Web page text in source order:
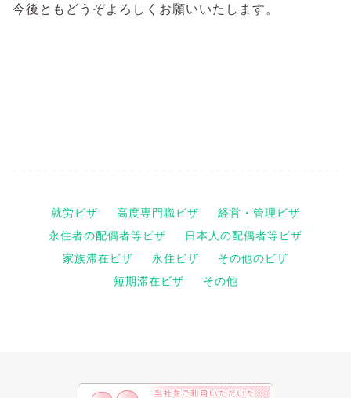
今後ともどうぞよろしくお願いいたします。
就労ビザ 高度専門職ビザ
経営・管理ビザ
永住者の配偶者等ビザ
日本人の配偶者等ビザ
家族滞在ビザ
永住ビザ
その他のビザ
短期滞在ビザ
その他